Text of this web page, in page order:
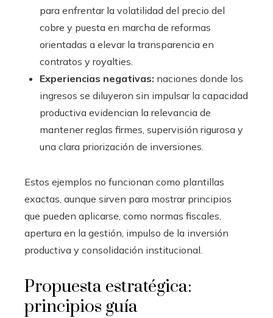
para enfrentar la volatilidad del precio del
cobre y puesta en marcha de reformas
orientadas a elevar la transparencia en
contratos y royalties.
Experiencias negativas: naciones donde los
ingresos se diluyeron sin impulsar la capacidad
productiva evidencian la relevancia de
mantener reglas firmes, supervisión rigurosa y
una clara priorización de inversiones.
Estos ejemplos no funcionan como plantillas
exactas, aunque sirven para mostrar principios
que pueden aplicarse, como normas fiscales,
apertura en la gestión, impulso de la inversión
productiva y consolidación institucional.
Propuesta estratégica:
principios guía